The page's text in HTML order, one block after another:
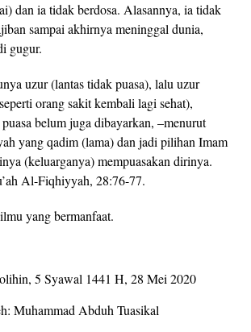
dan ia tidak berdosa. Alasannya, ia tidak
sampai akhirnya meninggal dunia,
gugur.
uzur (lantas tidak puasa), lalu uzur
orang sakit kembali lagi sehat),
belum juga dibayarkan, –menurut
yang qadim (lama) dan jadi pilihan Imam
(keluarganya) mempuasakan dirinya.
Al-Fiqhiyyah, 28:76-77.
yang bermanfaat.
5 Syawal 1441 H, 28 Mei 2020
Muhammad Abduh Tuasikal